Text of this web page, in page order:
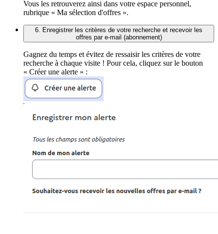
Vous les retrouverez ainsi dans votre espace personnel,
rubrique « Ma sélection d'offres ».
6. Enregistrer les critères de votre recherche et recevoir les
offres par e-mail (abonnement)
Gagnez du temps et évitez de ressaisir les critères de votre
recherche à chaque visite ! Pour cela, cliquez sur le bouton
« Créer une alerte » :